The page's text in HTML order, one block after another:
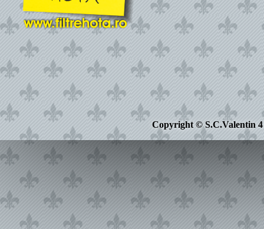
Copyright © S.C.Valentin